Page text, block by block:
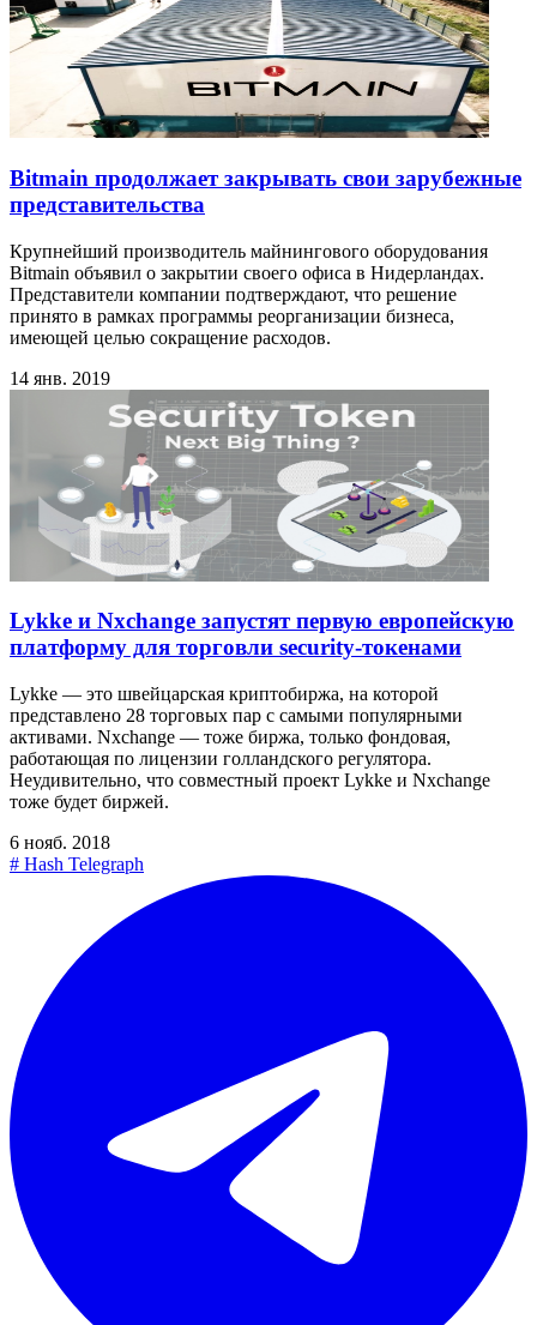
Bitmain продолжает закрывать свои зарубежные
представительства
Крупнейший производитель майнингового оборудования
Bitmain объявил о закрытии своего офиса в Нидерландах.
Представители компании подтверждают, что решение
принято в рамках программы реорганизации бизнеса,
имеющей целью сокращение расходов.
14 янв. 2019
Lykke и Nxchange запустят первую европейскую
платформу для торговли security-токенами
Lykke — это швейцарская криптобиржа, на которой
представлено 28 торговых пар с самыми популярными
активами. Nxchange — тоже биржа, только фондовая,
работающая по лицензии голландского регулятора.
Неудивительно, что совместный проект Lykke и Nxchange
тоже будет биржей.
6 нояб. 2018
# Hash Telegraph